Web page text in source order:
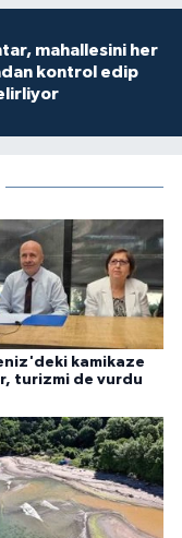
mahallesini her
kontrol edip
kamikaze
turizmi de vurdu